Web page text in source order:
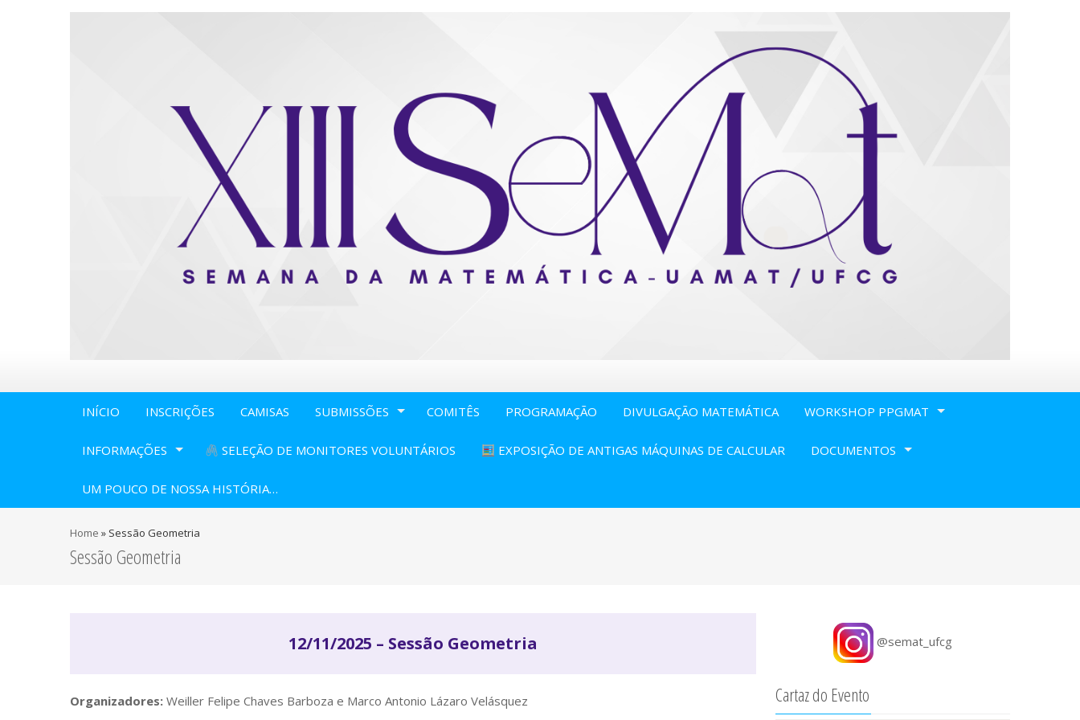
INÍCIO INSCRIÇÕES CAMISAS SUBMISSÕES COMITÊS PROGRAMAÇÃO DIVULGAÇÃO MATEMÁTICA WORKSHOP PPGMAT
INFORMAÇÕES SELEÇÃO DE MONITORES VOLUNTÁRIOS EXPOSIÇÃO DE ANTIGAS MÁQUINAS DE CALCULAR DOCUMENTOS
UM POUCO DE NOSSA HISTÓRIA…
Home » Sessão Geometria
Sessão Geometria
12/11/2025 – Sessão Geometria
Organizadores: Weiller Felipe Chaves Barboza e Marco Antonio Lázaro Velásquez
@semat_ufcg
Cartaz do Evento